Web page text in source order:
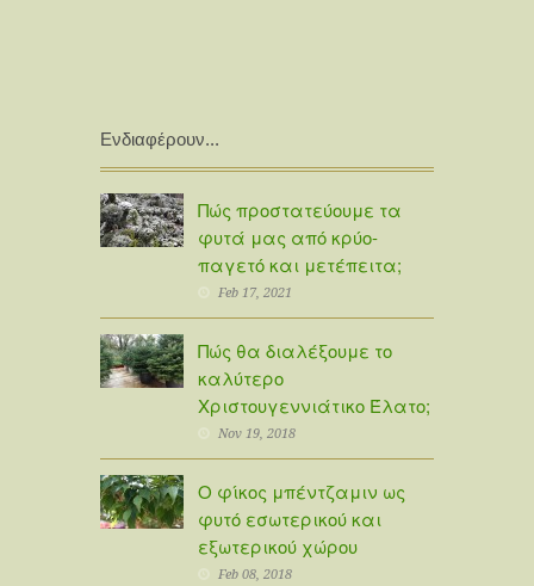
Ενδιαφέρουν...
Πώς προστατεύουμε τα
φυτά μας από κρύο-
παγετό και μετέπειτα;
Feb 17, 2021
Πώς θα διαλέξουμε το
καλύτερο
Χριστουγεννιάτικο Έλατο;
Nov 19, 2018
Ο φίκος μπέντζαμιν ως
φυτό εσωτερικού και
εξωτερικού χώρου
Feb 08, 2018